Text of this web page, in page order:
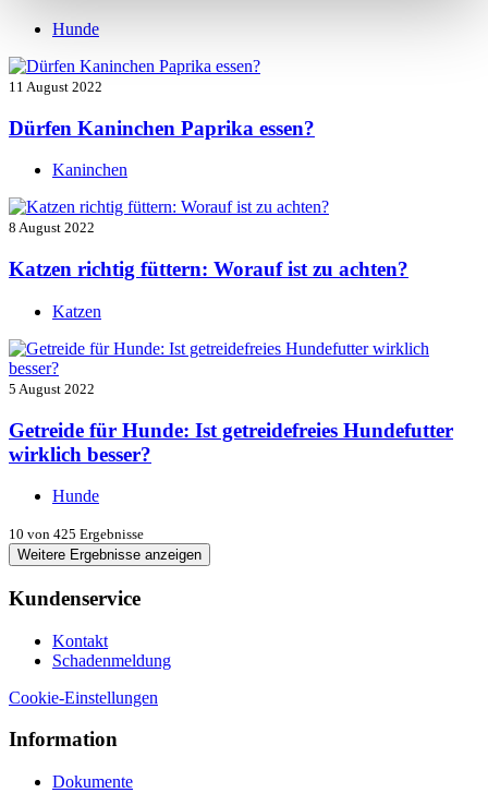
Hunde
11 August 2022
Dürfen Kaninchen Paprika essen?
Kaninchen
8 August 2022
Katzen richtig füttern: Worauf ist zu achten?
Katzen
5 August 2022
Getreide für Hunde: Ist getreidefreies Hundefutter
wirklich besser?
Hunde
10 von 425 Ergebnisse
Weitere Ergebnisse anzeigen
Kundenservice
Kontakt
Schadenmeldung
Cookie-Einstellungen
Information
Dokumente